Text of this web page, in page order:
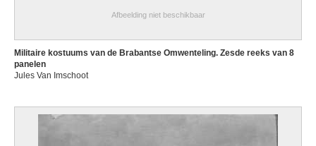
Afbeelding niet beschikbaar
Militaire kostuums van de Brabantse Omwenteling. Zesde reeks van 8
panelen
Jules Van Imschoot